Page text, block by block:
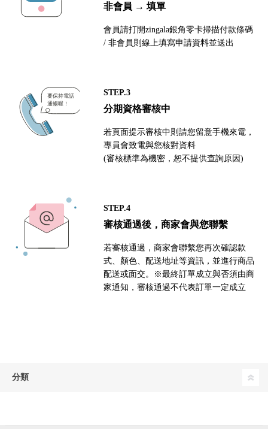
非會員 → 填單
會員請打開zingala銀角零卡掃描付款條碼
/ 非會員則線上填寫申請資料並送出
STEP.3
分期資格審核中
若頁面提示審核中則請您留意手機來電，
專員會致電與您核對資料
(審核標準為機密，恕不提供查詢原因)
STEP.4
審核通過後，商家會與您聯繫
若審核通過，商家會聯繫您再次確認款
式、顏色、配送地址等資訊，並進行商品
配送或面交。※最終訂單成立與否須由商
家通知，審核通過不代表訂單一定成立
分類